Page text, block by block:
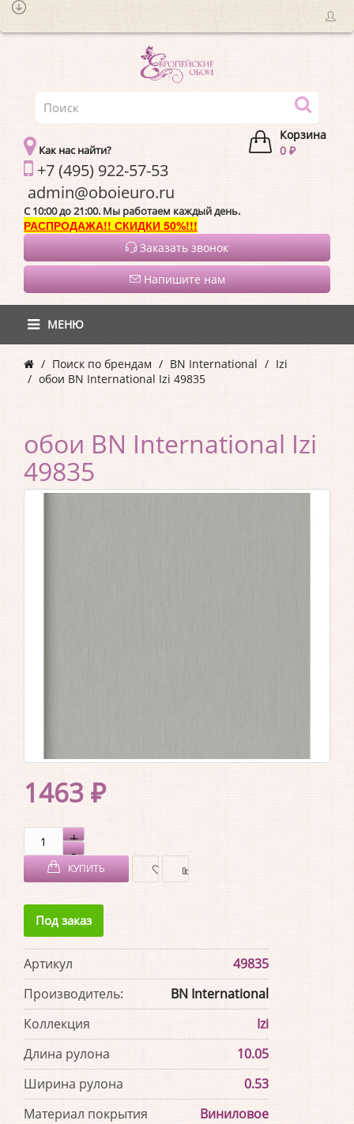
Корзина
0 ₽
Как нас найти?
+7 (495) 922-57-53
C 10:00 до 21:00. Мы работаем каждый день.
РАСПРОДАЖА!! СКИДКИ 50%!!!
Заказать звонок
Напишите нам
МЕНЮ
Поиск по брендам BN International
Izi
обои BN International Izi 49835
обои BN International Izi
49835
1463 ₽
КУПИТЬ
Под заказ
Артикул
49835
Производитель:
BN International
Коллекция
Izi
Длина рулона
10.05
Ширина рулона
0.53
Материал покрытия
Виниловое